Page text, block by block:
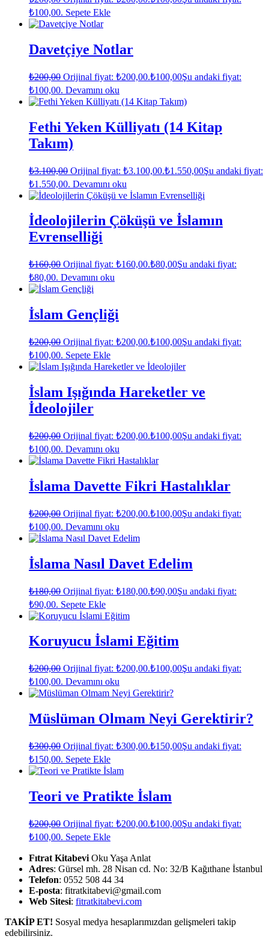
₺100,00. Sepete Ekle
Davetçiye Notlar
₺200,00 Orijinal fiyat: ₺200,00.₺100,00Şu andaki fiyat:
₺100,00. Devamını oku
Fethi Yeken Külliyatı (14 Kitap
Takım)
₺3.100,00 Orijinal fiyat: ₺3.100,00.₺1.550,00Şu andaki fiyat:
₺1.550,00. Devamını oku
İdeolojilerin Çöküşü ve İslamın
Evrenselliği
₺160,00 Orijinal fiyat: ₺160,00.₺80,00Şu andaki fiyat:
₺80,00. Devamını oku
İslam Gençliği
₺200,00 Orijinal fiyat: ₺200,00.₺100,00Şu andaki fiyat:
₺100,00. Sepete Ekle
İslam Işığında Hareketler ve
İdeolojiler
₺200,00 Orijinal fiyat: ₺200,00.₺100,00Şu andaki fiyat:
₺100,00. Devamını oku
İslama Davette Fikri Hastalıklar
₺200,00 Orijinal fiyat: ₺200,00.₺100,00Şu andaki fiyat:
₺100,00. Devamını oku
İslama Nasıl Davet Edelim
₺180,00 Orijinal fiyat: ₺180,00.₺90,00Şu andaki fiyat:
₺90,00. Sepete Ekle
Koruyucu İslami Eğitim
₺200,00 Orijinal fiyat: ₺200,00.₺100,00Şu andaki fiyat:
₺100,00. Devamını oku
Müslüman Olmam Neyi Gerektirir?
₺300,00 Orijinal fiyat: ₺300,00.₺150,00Şu andaki fiyat:
₺150,00. Sepete Ekle
Teori ve Pratikte İslam
₺200,00 Orijinal fiyat: ₺200,00.₺100,00Şu andaki fiyat:
₺100,00. Sepete Ekle
Fıtrat Kitabevi Oku Yaşa Anlat
Adres: Gürsel mh. 28 Nisan cd. No: 32/B Kağıthane İstanbul
Telefon: 0552 508 44 34
E-posta: fitratkitabevi@gmail.com
Web Sitesi: fitratkitabevi.com
TAKİP ET! Sosyal medya hesaplarımızdan gelişmeleri takip
edebilirsiniz.